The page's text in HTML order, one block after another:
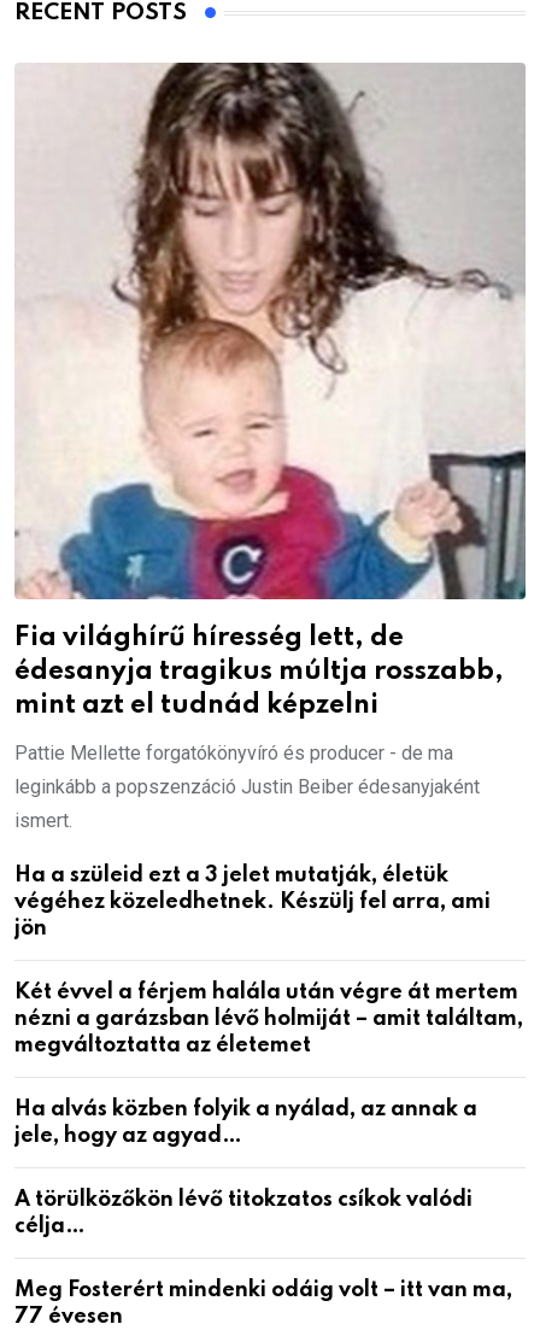
RECENT POSTS
Fia világhírű híresség lett, de
édesanyja tragikus múltja rosszabb,
mint azt el tudnád képzelni
Pattie Mellette forgatókönyvíró és producer - de ma
leginkább a popszenzáció Justin Beiber édesanyjaként
ismert.
Ha a szüleid ezt a 3 jelet mutatják, életük
végéhez közeledhetnek. Készülj fel arra, ami
jön
Két évvel a férjem halála után végre át mertem
nézni a garázsban lévő holmiját – amit találtam,
megváltoztatta az életemet
Ha alvás közben folyik a nyálad, az annak a
jele, hogy az agyad…
A törülközőkön lévő titokzatos csíkok valódi
célja…
Meg Fosterért mindenki odáig volt – itt van ma,
77 évesen